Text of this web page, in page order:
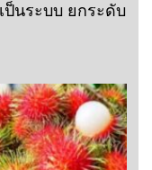
ป็นระบบ ยกระดับ